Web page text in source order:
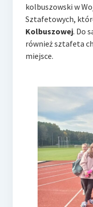
kolbuszowski w
Sztafetowych,
Kolbuszowej. Do
również sztafeta
miejsce.